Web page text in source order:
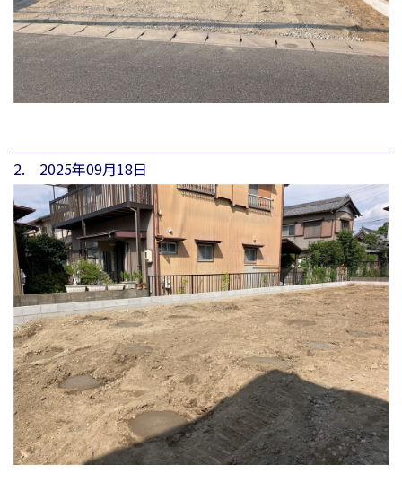
2. 2025年09月18日